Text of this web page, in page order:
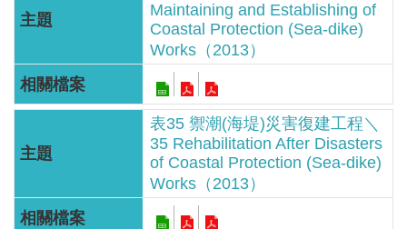
關
本
署
站
覽
Maintaining and Establishing of
Coastal Protection (Sea-dike)
Works（2013）
表35 禦潮(海堤)災害復建工程＼
35 Rehabilitation After Disasters
of Coastal Protection (Sea-dike)
Works（2013）